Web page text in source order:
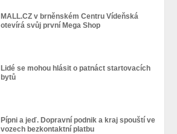
MALL.CZ v brněnském Centru Vídeňská
otevírá svůj první Mega Shop
Lidé se mohou hlásit o patnáct startovacích
bytů
Pípni a jeď. Dopravní podnik a kraj spouští ve
vozech bezkontaktní platbu